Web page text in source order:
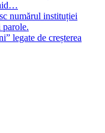
numărul instituției
parole.
legate de creșterea